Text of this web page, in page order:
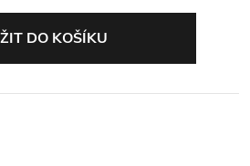
DO KOŠÍKU